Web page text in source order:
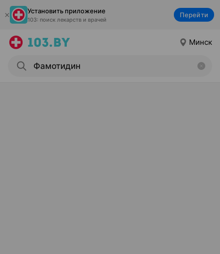
Установить приложение
103: поиск лекарств и врачей
Перейти
Минск